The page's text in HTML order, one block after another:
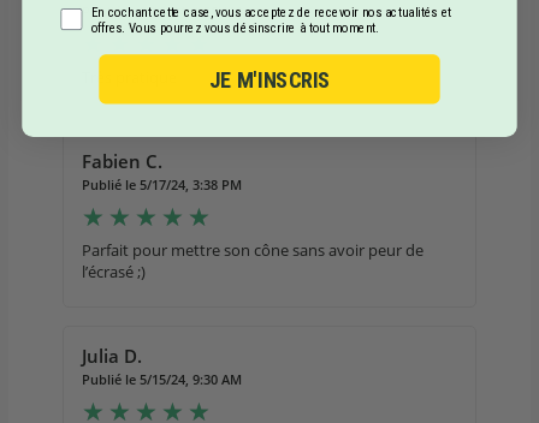
Publié le 5/18/24, 1:56 AM
Fabien C.
Publié le 5/17/24, 3:38 PM
Parfait pour mettre son cône sans avoir peur de
l’écrasé ;)
Julia D.
Publié le 5/15/24, 9:30 AM
En cochant cette case, vous acceptez de recevoir nos actualités et
offres. Vous pourrez vous désinscrire à tout moment.
JE M'INSCRIS